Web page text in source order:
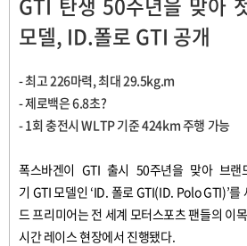
모델, ID.폴로 GTI 공개
- 최고 226마력, 최대 29.5kg.m
- 제로백은 6.8초?
- 1회 충전시 WLTP 기준 424km 주행 가능
폭스바겐이 GTI 출시 50주년을 맞아 브랜
기 GTI 모델인 ‘ID. 폴로 GTI(ID. Polo GTI)’를
드 프리미어는 전 세계 모터스포츠팬들의 이
시간레이스현장에서 진행됐다.